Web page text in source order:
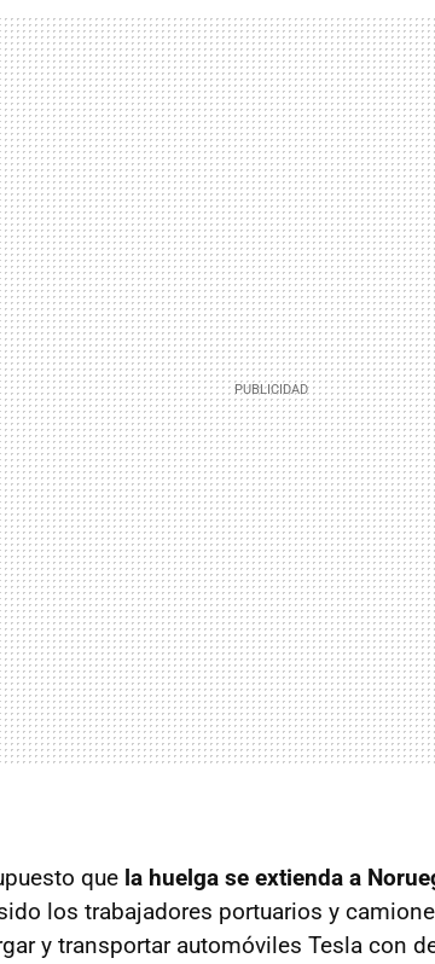
que la huelga se extienda a
los trabajadores portuarios y
y transportar automóviles Tesla con